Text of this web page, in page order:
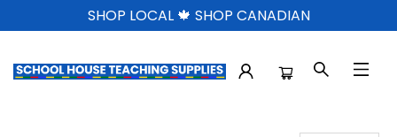
SHOP LOCAL 🍁 SHOP CANADIAN